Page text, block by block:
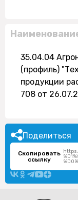
35.04.04
(профиль)
продукции
708 от
Поделиться
Скопировать
ссылку